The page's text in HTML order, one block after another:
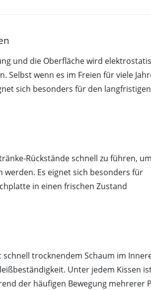
und die Oberfläche wird
wenn es im Freien für viele
sich besonders für den
Rückstände schnell zu führen, um
Es eignet sich besonders für
in einen frischen Zustand
trocknendem Schaum im
Unter jedem Kissen
der häufigen Bewegung mehrerer